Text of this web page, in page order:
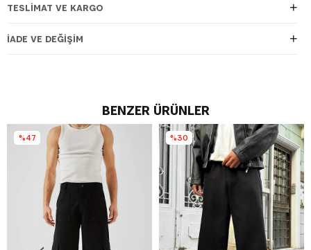
TESLIMAT VE KARGO
İADE VE DEĞIŞIM
BENZER ÜRÜNLER
%47 %30